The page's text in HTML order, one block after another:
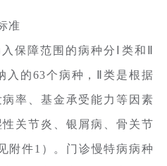
准
保障范围的病种分Ⅰ类和Ⅱ
入的63个病种，Ⅱ类是根据
率、基金承受能力等因素
关节炎、银屑病、骨关节
附件1）。门诊慢特病病种